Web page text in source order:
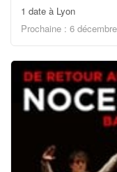
1 date à Lyon
Prochaine : 6